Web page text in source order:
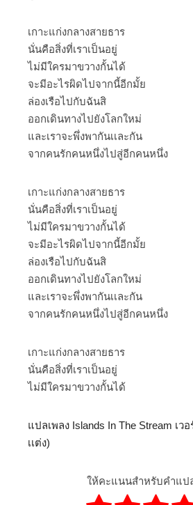
เกาะแก่งกลางสายธาร
นั่นคือสิ่งที่เราเป็นอยู่
ไม่มีใครมาขวางกั้นได้
จะมีอะไรผิดไปจากนี้อีกมั้ย
ล่องเรือไปกับฉันสิ
ออกเดินทางไปยังโลกใหม่
และเราจะพึ่งพากันเเละกัน
จากคนรักคนหนึ่งไปสู่อีกคนหนึ่ง
เกาะแก่งกลางสายธาร
นั่นคือสิ่งที่เราเป็นอยู่
ไม่มีใครมาขวางกั้นได้
จะมีอะไรผิดไปจากนี้อีกมั้ย
ล่องเรือไปกับฉันสิ
ออกเดินทางไปยังโลกใหม่
และเราจะพึ่งพากันเเละกัน
จากคนรักคนหนึ่งไปสู่อีกคนหนึ่ง
เกาะแก่งกลางสายธาร
นั่นคือสิ่งที่เราเป็นอยู่
ไม่มีใครมาขวางกั้นได้
แปลเพลง Islands In The Stream เว
เเต่ง)
ให้คะแนนสำหรับคำแป